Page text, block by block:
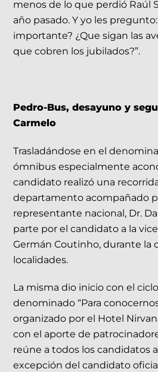
menos de lo que perdió Raúl
año pasado. Y yo les
importante? ¿Que sigan las
que cobren los jubilados?”.
Pedro-Bus, desayuno y
Carmelo
Trasladándose en el
ómnibus especialmente
candidato realizó una
departamento acompañado
representante nacional, Dr.
parte por el candidato a la
Germán Coutinho, durante la
localidades.
La misma dio inicio con el
denominado “Para
organizado por el Hotel
con el aporte de
reúne a todos los candidatos
excepción del candidato